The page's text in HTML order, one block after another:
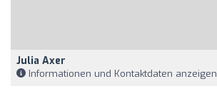
Julia Axer
Informationen und Kontaktdaten anzeigen